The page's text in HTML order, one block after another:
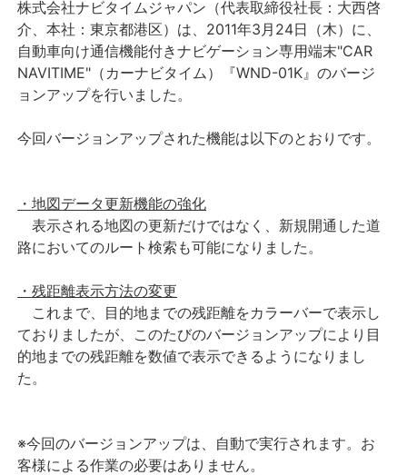
おしらせ
サービス
個人向けサービス
採用情報
English
株式会社ナビタイムジャパン（代表取締役社長：大西啓
介、本社：東京都港区）は、2011年3月24日（木）に、
自動車向け通信機能付きナビゲーション専用端末"CAR
NAVITIME"（カーナビタイム）『WND-01K』のバージ
ョンアップを行いました。
今回バージョンアップされた機能は以下のとおりです。
・地図データ更新機能の強化
表示される地図の更新だけではなく、新規開通した道
路においてのルート検索も可能になりました。
・残距離表示方法の変更
これまで、目的地までの残距離をカラーバーで表示し
ておりましたが、このたびのバージョンアップにより目
的地までの残距離を数値で表示できるようになりまし
た。
※今回のバージョンアップは、自動で実行されます。お
客様による作業の必要はありません。